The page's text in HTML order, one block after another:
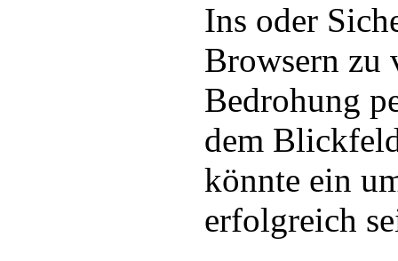
Ins oder
Browsern zu
Bedrohung
dem
könnte ein
erfolgreich